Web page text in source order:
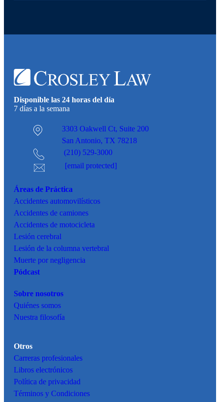
Disponible las 24 horas del día
7 días a la semana
3303 Oakwell Ct, Suite 200
San Antonio, TX 78218
(210) 529-3000
[email protected]
Áreas de Práctica
Accidentes automovilísticos
Accidentes de camiones
Accidentes de motocicleta
Lesión cerebral
Lesión de la columna vertebral
Muerte por negligencia
Pódcast
Sobre nosotros
Quiénes somos
Nuestra filosofía
Otros
Carreras profesionales
Libros electrónicos
Política de privacidad
Términos y Condiciones